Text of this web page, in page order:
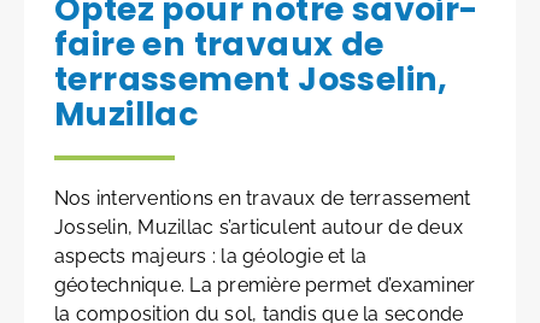
faire en travaux de
terrassement Josselin,
Muzillac
Nos interventions en travaux de terrassement
Josselin, Muzillac s’articulent autour de deux
aspects majeurs : la géologie et la
géotechnique. La première permet d’examiner
la composition du sol, tandis que la seconde